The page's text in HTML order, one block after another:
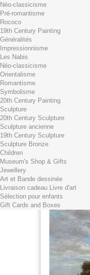
Free shipping!
0,00 € Total
Check out
Product
your
Quantity
Total
There is 1
Total products (tax incl.)
Total shipping TTC
Total (tax incl.)
Continue shopping
Néo-classicisme
Pré-romantisme
Rococo
19th Century Painting
Généralités
Impressionnisme
Les Nabis
Néo-classicisme
Orientalisme
Romantisme
Symbolisme
20th Century Painting
Sculpture
20th Century Sculpture
Sculpture ancienne
19th Century Sculpture
Sculpture Bronze
Children
Museum's Shop & Gifts
Jewellery
Art et Bande dessinée
Livraison cadeau Livre d'art
Sélection pour enfants
Gift Cards and Boxes